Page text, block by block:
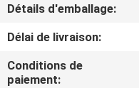
CONTACTEZ-
NOUS
Détails d'emballage:
Délai de livraison:
Conditions de
paiement: